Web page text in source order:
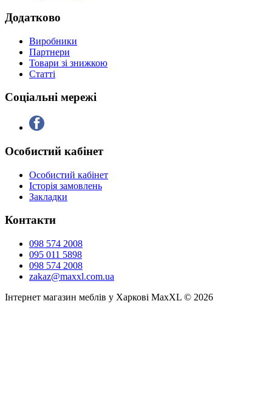
Додатково
Виробники
Партнери
Товари зі знижкою
Статті
Соціальні мережі
Особистий кабінет
Особистий кабінет
Історія замовлень
Закладки
Контакти
098 574 2008
095 011 5898
098 574 2008
zakaz@maxxl.com.ua
Інтернет магазин меблів у Харкові MaxXL © 2026